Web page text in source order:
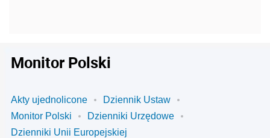
Monitor Polski
Akty ujednolicone
Dziennik Ustaw
Monitor Polski
Dzienniki Urzędowe
Dzienniki Unii Europejskiej